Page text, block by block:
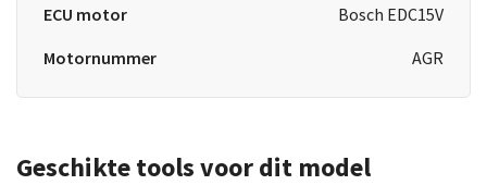
ECU motor
Bosch EDC15V
Motornummer
AGR
Geschikte tools voor dit model